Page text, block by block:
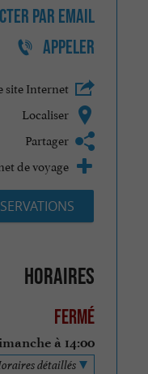
PAR EMAIL
APPELER
site Internet
Localiser
Partager
de voyage
Horaires
Fermé
à 14:00
détaillés